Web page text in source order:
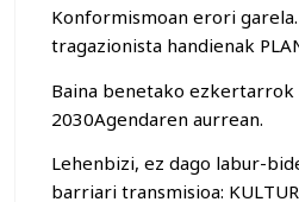
Konformismoan erori
tragazionista handienak
Baina benetako ezkertarrok
2030Agendaren aurrean.
Lehenbizi, ez dago labur-
barriari transmisioa: